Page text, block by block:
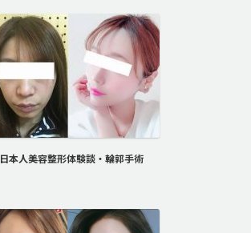
日本人美容整形体験談・輪郭手術